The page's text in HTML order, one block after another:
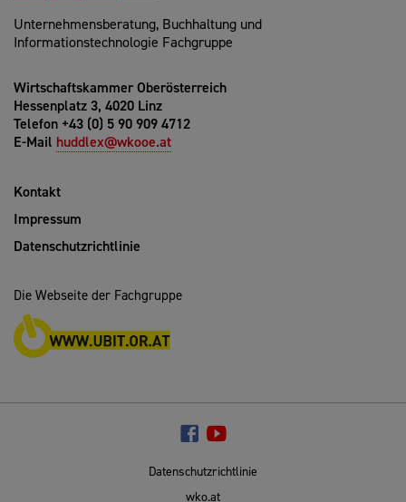
Unternehmensberatung, Buchhaltung und
Informationstechnologie Fachgruppe
Wirtschaftskammer Oberösterreich
Hessenplatz 3, 4020 Linz
Telefon +43 (0) 5 90 909 4712
E-Mail huddlex@wkooe.at
Kontakt
Impressum
Datenschutzrichtlinie
Die Webseite der Fachgruppe
Datenschutzrichtlinie
wko.at